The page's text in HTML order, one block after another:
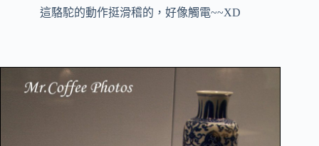
這駱駝的動作挺滑稽的，好像觸電~~XD